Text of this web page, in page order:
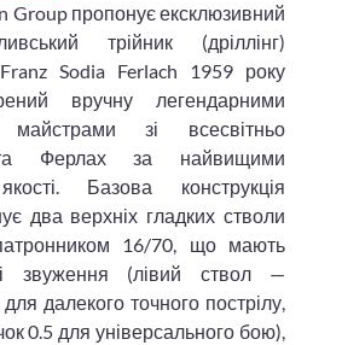
Group пропонує ексклюзивний
трійник (дріллінг)
Sodia Ferlach 1959 року
вручну легендарними
майстрами зі всесвітньо
Ферлах за найвищими
Базова конструкція
два верхніх гладких стволи
16/70, що мають
звуження (лівий ствол —
далекого точного пострілу,
0.5 для універсального бою),